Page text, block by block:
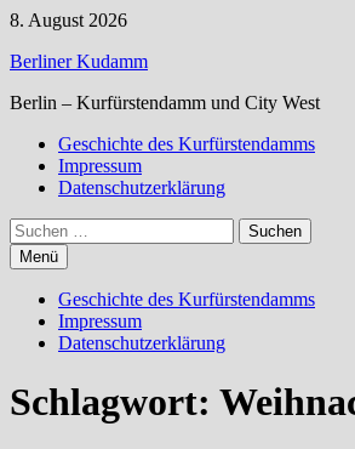
Zum
springen
8. August 2026
Berliner Kudamm
Berlin – Kurfürstendamm und City West
Geschichte des Kurfürstendamms
Impressum
Datenschutzerklärung
Suchen
nach:
Menü
Geschichte des Kurfürstendamms
Impressum
Datenschutzerklärung
Schlagwort: